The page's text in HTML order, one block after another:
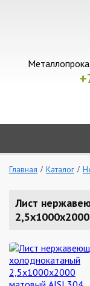
Главная Каталог
Лист